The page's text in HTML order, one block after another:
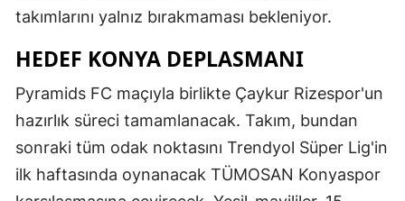
takımlarını yalnız bırakmaması bekleniyor.
HEDEF KONYA DEPLASMANI
Pyramids FC maçıyla birlikte Çaykur Rizespor'un
hazırlık süreci tamamlanacak. Takım, bundan
sonraki tüm odak noktasını Trendyol Süper Lig'in
ilk haftasında oynanacak TÜMOSAN Konyaspor